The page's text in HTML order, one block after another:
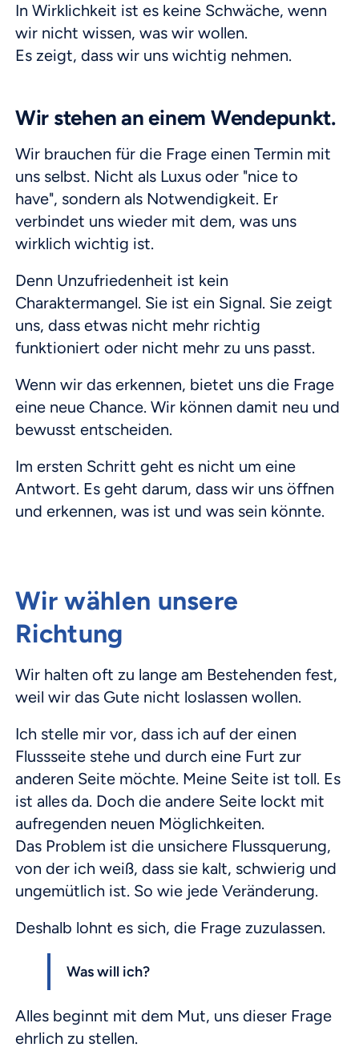
In Wirklichkeit ist es keine Schwäche, wenn
wir nicht wissen, was wir wollen.
Es zeigt, dass wir uns wichtig nehmen.
Wir stehen an einem Wendepunkt.
Wir brauchen für die Frage einen Termin mit
uns selbst. Nicht als Luxus oder "nice to
have", sondern als Notwendigkeit. Er
verbindet uns wieder mit dem, was uns
wirklich wichtig ist.
Denn Unzufriedenheit ist kein
Charaktermangel. Sie ist ein Signal. Sie zeigt
uns, dass etwas nicht mehr richtig
funktioniert oder nicht mehr zu uns passt.
Wenn wir das erkennen, bietet uns die Frage
eine neue Chance. Wir können damit neu und
bewusst entscheiden.
Im ersten Schritt geht es nicht um eine
Antwort. Es geht darum, dass wir uns öffnen
und erkennen, was ist und was sein könnte.
Wir wählen unsere
Richtung
Wir halten oft zu lange am Bestehenden fest,
weil wir das Gute nicht loslassen wollen.
Ich stelle mir vor, dass ich auf der einen
Flussseite stehe und durch eine Furt zur
anderen Seite möchte. Meine Seite ist toll. Es
ist alles da. Doch die andere Seite lockt mit
aufregenden neuen Möglichkeiten.
Das Problem ist die unsichere Flussquerung,
von der ich weiß, dass sie kalt, schwierig und
ungemütlich ist. So wie jede Veränderung.
Deshalb lohnt es sich, die Frage zuzulassen.
Was will ich?
Alles beginnt mit dem Mut, uns dieser Frage
ehrlich zu stellen.